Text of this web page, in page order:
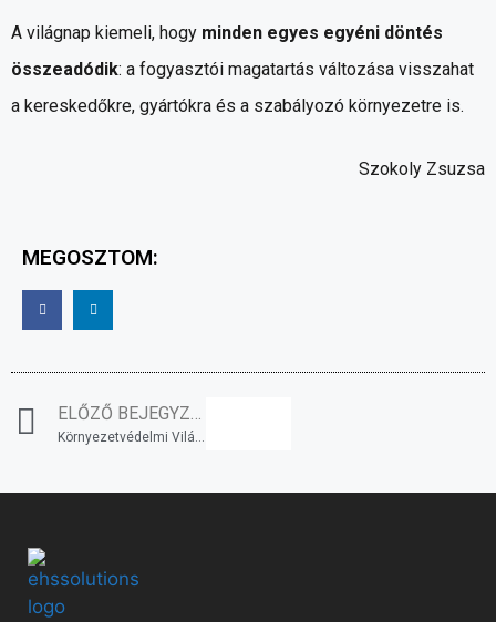
A világnap kiemeli, hogy minden egyes egyéni döntés
összeadódik: a fogyasztói magatartás változása visszahat
a kereskedőkre, gyártókra és a szabályozó környezetre is.
Szokoly Zsuzsa
MEGOSZTOM:
ELŐZŐ BEJEGYZÉS
Környezetvédelmi Világnap